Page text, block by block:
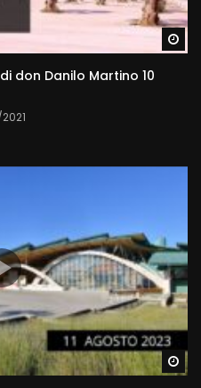
don Danilo Martino 10